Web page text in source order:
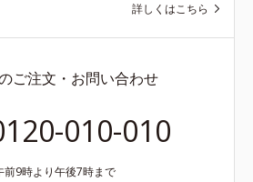
詳しくはこちら
ご注文・お問い合わせ
010-010
前9時より午後7時まで